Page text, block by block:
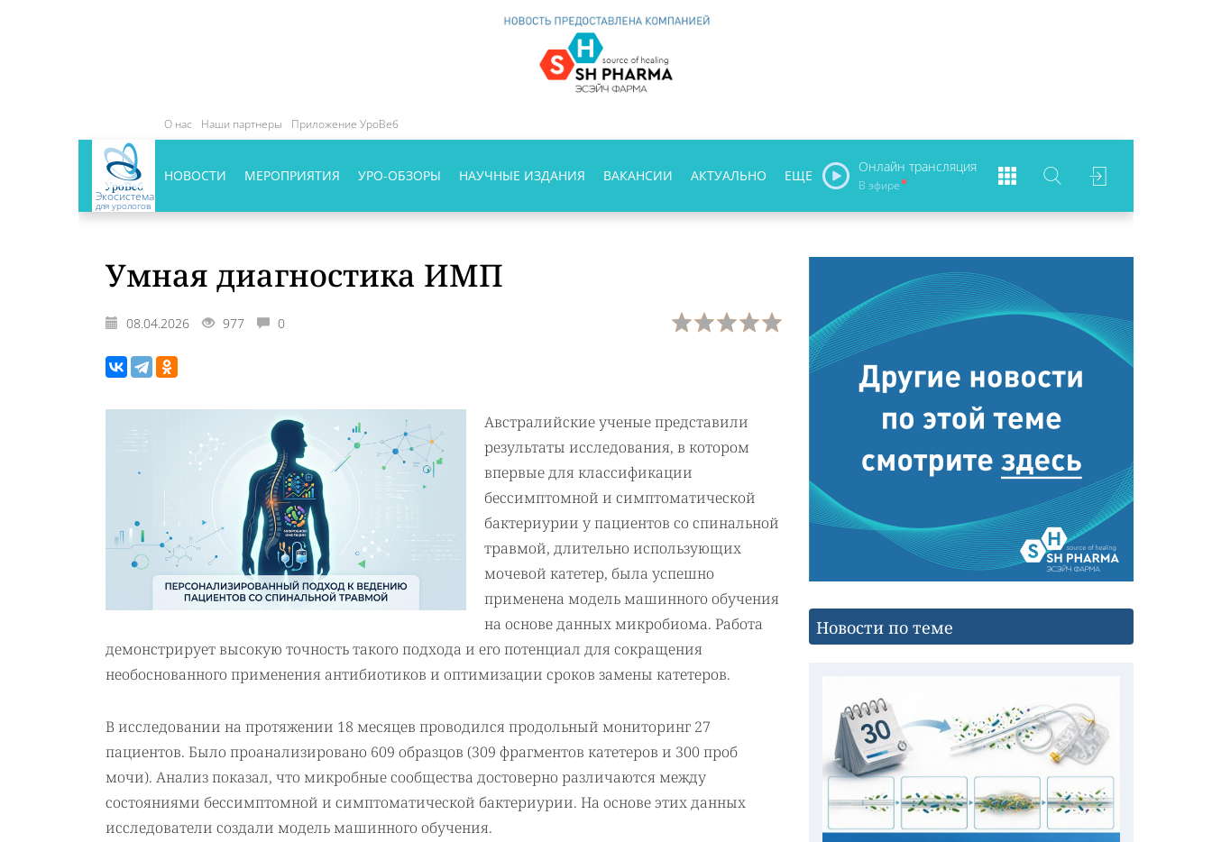
О нас Наши партнеры Приложение УроВеб
Экосистема
для урологов
Онлайн трансляция
В эфире
НОВОСТИ МЕРОПРИЯТИЯ УРО-ОБЗОРЫ НАУЧНЫЕ ИЗДАНИЯ ВАКАНСИИ АКТУАЛЬНО ЕЩЕ
Умная диагностика ИМП
08.04.2026 977 0
Австралийские ученые представили
результаты исследования, в котором
впервые для классификации
бессимптомной и симптоматической
бактериурии у пациентов со спинальной
травмой, длительно использующих
мочевой катетер, была успешно
применена модель машинного обучения
на основе данных микробиома. Работа
демонстрирует высокую точность такого подхода и его потенциал для сокращения
необоснованного применения антибиотиков и оптимизации сроков замены катетеров.
В исследовании на протяжении 18 месяцев проводился продольный мониторинг 27
пациентов. Было проанализировано 609 образцов (309 фрагментов катетеров и 300 проб
мочи). Анализ показал, что микробные сообщества достоверно различаются между
состояниями бессимптомной и симптоматической бактериурии. На основе этих данных
исследователи создали модель машинного обучения.
Новости по теме